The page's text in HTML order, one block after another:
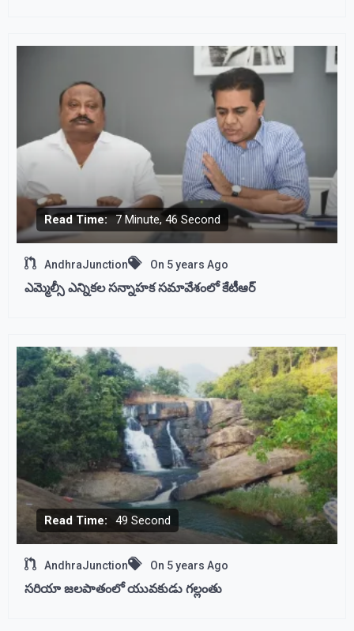
Read Time: 7 Minute, 46 Second
AndhraJunction On 5 years Ago
ఎమ్మెల్సీ ఎన్నికల సన్నాహక సమావేశంలో కేటీఆర్
Read Time: 49 Second
AndhraJunction On 5 years Ago
సరియా జలపాతంలో యువకుడు గల్లంతు